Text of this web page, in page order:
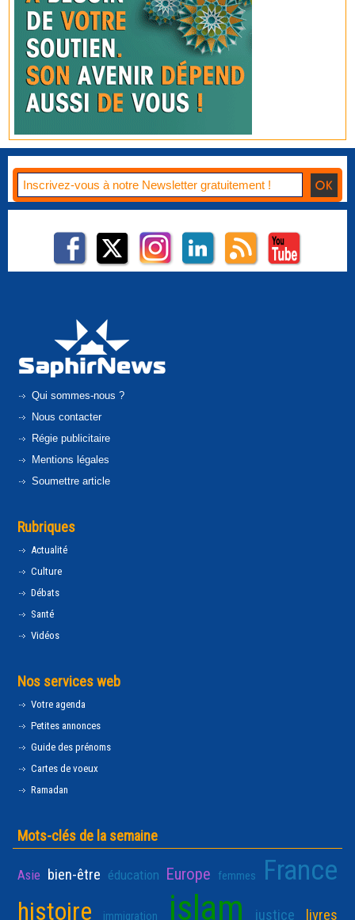
Qui sommes-nous ?
Nous contacter
Régie publicitaire
Mentions légales
Soumettre article
Rubriques
Actualité
Culture
Débats
Santé
Vidéos
Nos services web
Votre agenda
Petites annonces
Guide des prénoms
Cartes de voeux
Ramadan
Mots-clés de la semaine
Asie bien-être éducation Europe femmes France
histoire immigration islam justice livres